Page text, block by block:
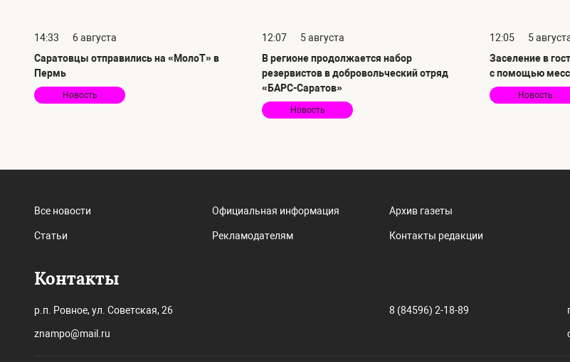
14:33
6 августа
Саратовцы отправились на «МолоТ» в
Пермь
Новость
12:07
5 августа
В регионе продолжается набор
резервистов в добровольческий отряд
«БАРС-Саратов»
Новость
12:05
5
Заселение в
с помощью
Новость
Все новости
Статьи
Официальная информация
Рекламодателям
Архив газеты
Контакты редакции
Контакты
р.п. Ровное, ул. Советская, 26
znampo@mail.ru
8 (84596) 2-18-89